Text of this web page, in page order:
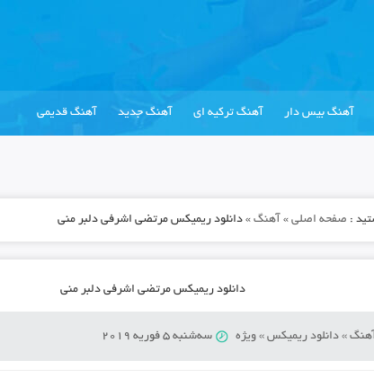
آهنگ بیس دار آهنگ ترکیه ای آهنگ جدید آهنگ قدیمی
: صفحه اصلی» آهنگ» دانلود ریمیکس مرتضی اشرفی دلبر منی
دانلود ریمیکس مرتضی اشرفی دلبر منی
آهنگ» دانلود ریمیکس» ویژه سه‌شنبه 5 فوریه 2019